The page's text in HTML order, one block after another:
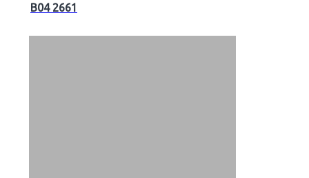
B04 2661